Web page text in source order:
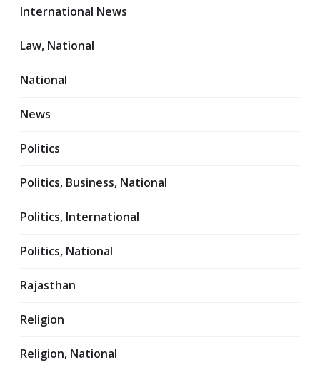
International News
Law, National
National
News
Politics
Politics, Business, National
Politics, International
Politics, National
Rajasthan
Religion
Religion, National